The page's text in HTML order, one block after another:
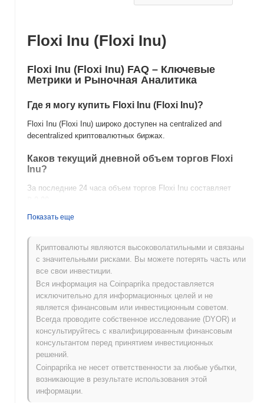
Floxi Inu (Floxi Inu)
Floxi Inu (Floxi Inu) FAQ – Ключевые
Метрики и Рыночная Аналитика
Где я могу купить Floxi Inu (Floxi Inu)?
Floxi Inu (Floxi Inu) широко доступен на centralized and
decentralized криптовалютных биржах.
Каков текущий дневной объем торгов Floxi
Inu?
За последние 24 часа объем торгов Floxi Inu составляет
Какова история ценового диапазона Floxi Inu?
Исторический максимум (ATH):
Исторический минимум (ATL):
Floxi Inu в настоящее время торгуется на
своего ATH .
Как Floxi Inu работает по сравнению с более
широким криптовалютным рынком?
За последние 7 дней Floxi Inu вырос на0.00%, опережая
общий криптовалютный рынок который показал снижение на
0.25%. Это указывает на сильную производительность
ценового движения Floxi Inu относительно более широкого
рыночного импульса.
Показать еще
Криптовалюты являются высоковолатильными и связаны
с значительными рисками. Вы можете потерять часть или
все свои инвестиции.
Вся информация на Coinpaprika предоставляется
исключительно для информационных целей и не
является финансовым или инвестиционным советом.
Всегда проводите собственное исследование (DYOR) и
консультируйтесь с квалифицированным финансовым
консультантом перед принятием инвестиционных
решений.
Coinpaprika не несет ответственности за любые убытки,
возникающие в результате использования этой
информации.